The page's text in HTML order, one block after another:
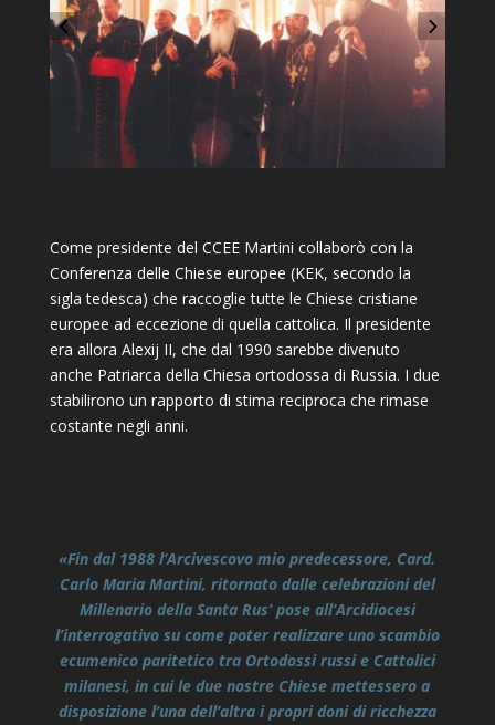
Come presidente del CCEE Martini collaborò con la
Conferenza delle Chiese europee (KEK, secondo la
sigla tedesca) che raccoglie tutte le Chiese cristiane
europee ad eccezione di quella cattolica. Il presidente
era allora Alexij II, che dal 1990 sarebbe divenuto
anche Patriarca della Chiesa ortodossa di Russia. I due
stabilirono un rapporto di stima reciproca che rimase
costante negli anni.
«Fin dal 1988 l’Arcivescovo mio predecessore, Card.
Carlo Maria Martini, ritornato dalle celebrazioni del
Millenario della Santa Rus’ pose all’Arcidiocesi
l’interrogativo su come poter realizzare uno scambio
ecumenico paritetico tra Ortodossi russi e Cattolici
milanesi, in cui le due nostre Chiese mettessero a
disposizione l’una dell’altra i propri doni di ricchezza